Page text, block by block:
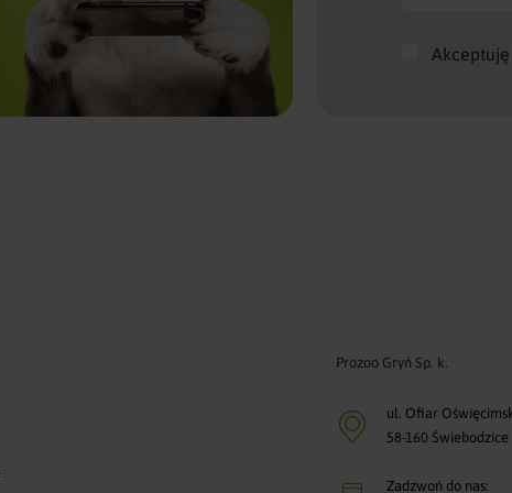
Akceptuję
Prozoo Gryń Sp. k.
ul. Ofiar
58-160 Świebodzice
Zadzwoń do nas: